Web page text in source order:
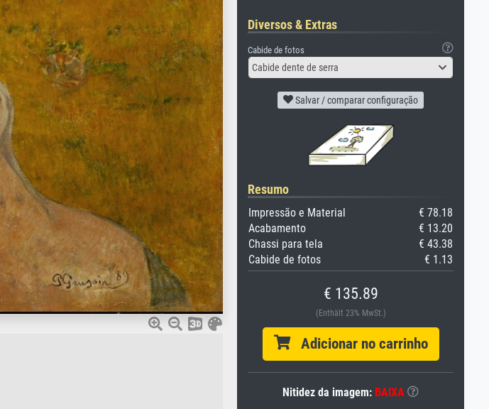
Diversos & Extras
Cabide de fotos
Cabide dente de serra
Salvar / comparar configuração
Resumo
Impressão e Material
€ 78.18
Acabamento
€ 13.20
Chassi para tela
€ 43.38
Cabide de fotos
€ 1.13
€ 135.89
(Enthält 23% MwSt.)
Adicionar no carrinho
Nitidez da imagem: BAIXA